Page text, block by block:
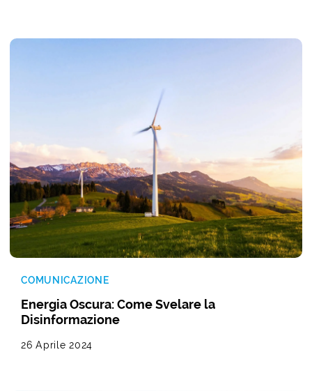
COMUNICAZIONE
Energia Oscura: Come Svelare la
Disinformazione
26 Aprile 2024